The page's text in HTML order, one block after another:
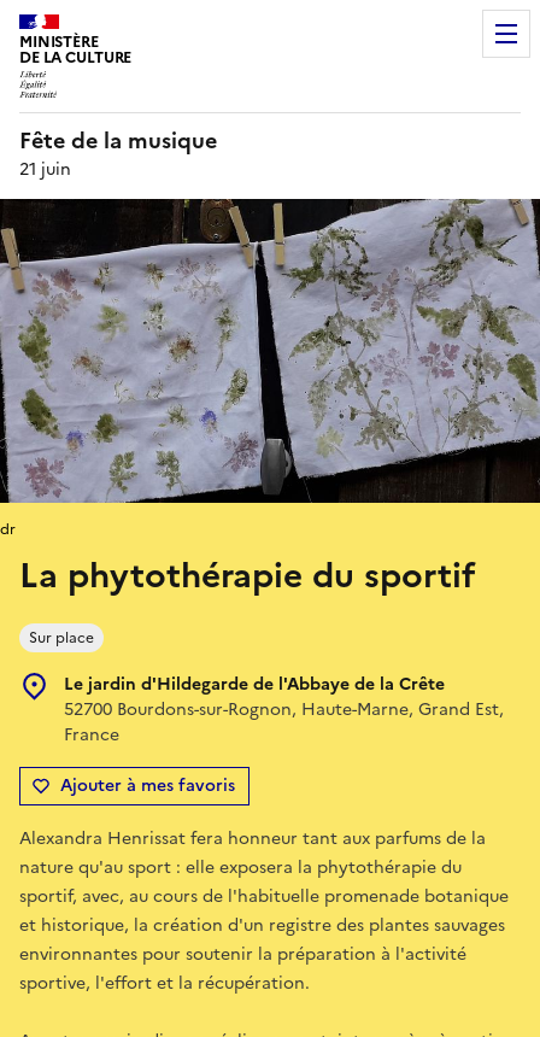
MINISTÈRE
DE LA CULTURE
Fête de la musique
21 juin
La phytothérapie du sportif
Sur place
Le jardin d'Hildegarde de l'Abbaye de la Crête
52700 Bourdons-sur-Rognon, Haute-Marne, Grand Est,
France
Ajouter à mes favoris
dr
Alexandra Henrissat fera honneur tant aux parfums de la
nature qu'au sport : elle exposera la phytothérapie du
sportif, avec, au cours de l'habituelle promenade botanique
et historique, la création d'un registre des plantes sauvages
environnantes pour soutenir la préparation à l'activité
sportive, l'effort et la récupération.